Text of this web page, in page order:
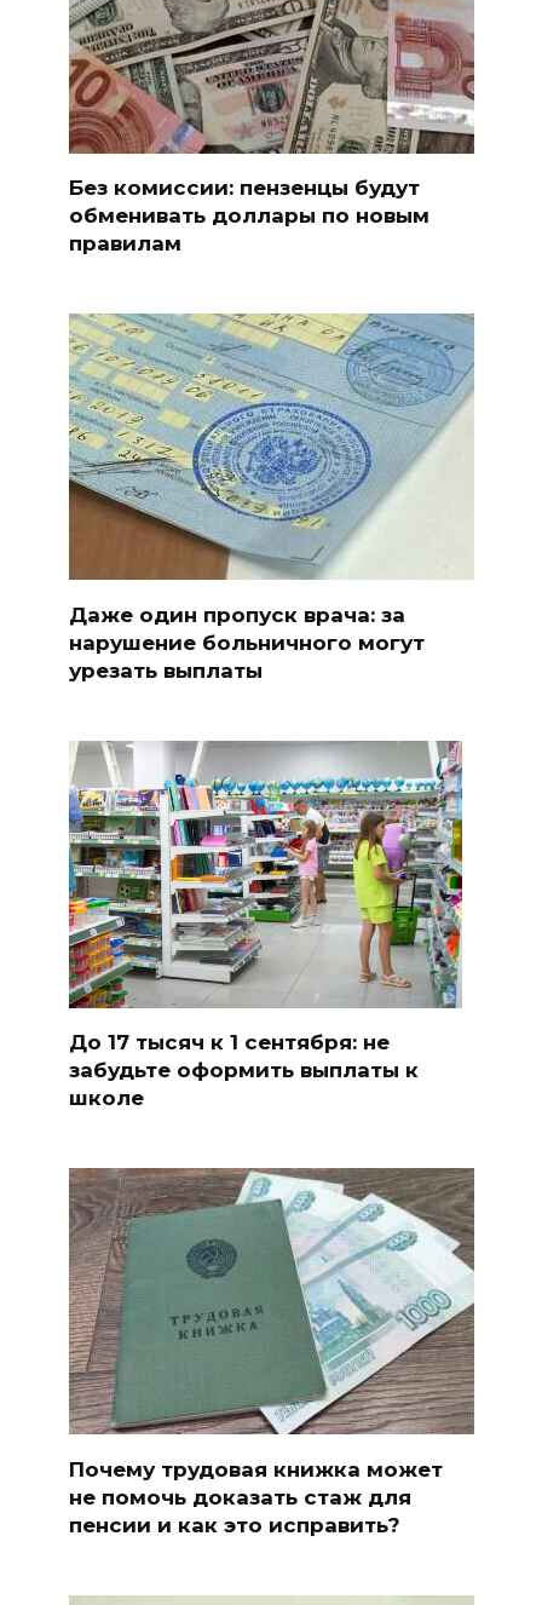
Без комиссии: пензенцы будут
обменивать доллары по новым
правилам
Даже один пропуск врача: за
нарушение больничного могут
урезать выплаты
До 17 тысяч к 1 сентября: не
забудьте оформить выплаты к
школе
Почему трудовая книжка может
не помочь доказать стаж для
пенсии и как это исправить?